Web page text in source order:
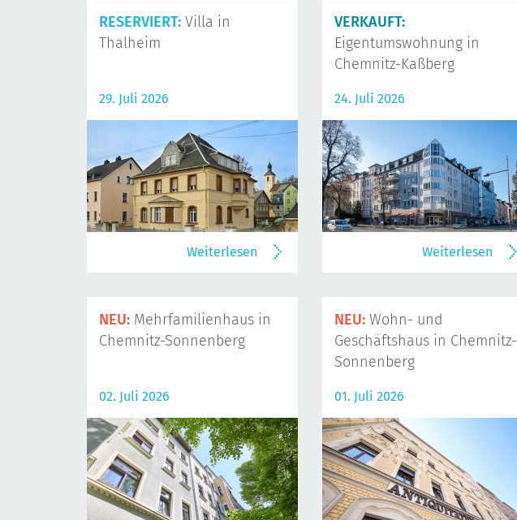
RESERVIERT: Villa in
Thalheim
29. Juli 2026
Weiterlesen
VERKAUFT:
Eigentumswohnung in
Chemnitz-Kaßberg
24. Juli 2026
Weiterlesen
NEU: Mehrfamilienhaus in
Chemnitz-Sonnenberg
02. Juli 2026
NEU: Wohn- und
Geschäftshaus in Chemnitz-
Sonnenberg
01. Juli 2026